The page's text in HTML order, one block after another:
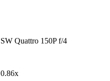
SW Quattro 150P f/4
0.86x